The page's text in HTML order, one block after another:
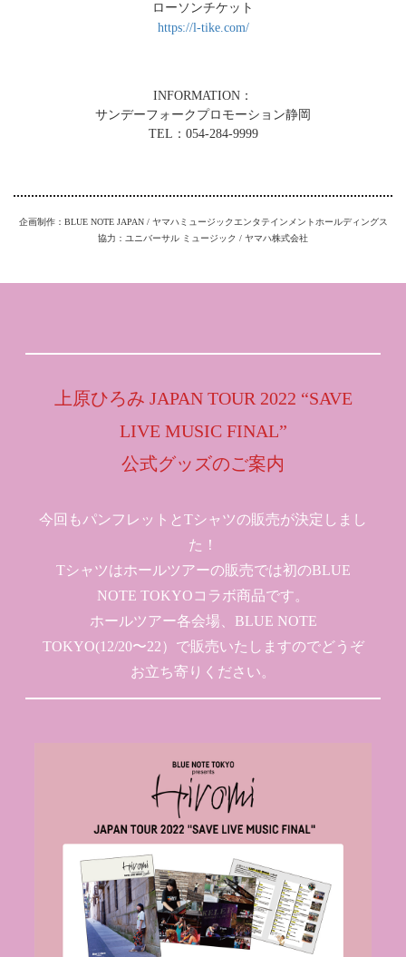
ローソンチケット
https://l-tike.com/
INFORMATION：
サンデーフォークプロモーション静岡
TEL：054-284-9999
企画制作：BLUE NOTE JAPAN / ヤマハミュージックエンタテインメントホールディングス
協力：ユニバーサル ミュージック / ヤマハ株式会社
上原ひろみ JAPAN TOUR 2022 “SAVE
LIVE MUSIC FINAL”
公式グッズのご案内
今回もパンフレットとTシャツの販売が決定しまし
た！
Tシャツはホールツアーの販売では初のBLUE
NOTE TOKYOコラボ商品です。
ホールツアー各会場、BLUE NOTE
TOKYO(12/20〜22）で販売いたしますのでどうぞ
お立ち寄りください。